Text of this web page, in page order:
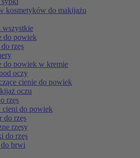
kosmetyków do makijażu
wszystkie
do powiek
rzęs
do powiek w kremie
oczy
cienie do powiek
oczu
rzęs
cieni do powiek
do rzęs
rzęsy
do rzęs
do brwi